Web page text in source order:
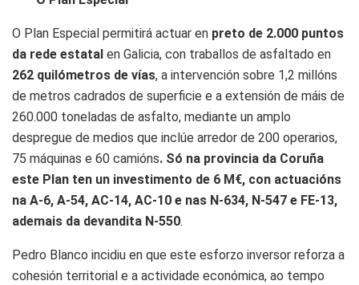
O Plan Especial permitirá actuar en preto de 2.000 puntos
da rede estatal en Galicia, con traballos de asfaltado en
262 quilómetros de vías, a intervención sobre 1,2 millóns
de metros cadrados de superficie e a extensión de máis de
260.000 toneladas de asfalto, mediante un amplo
despregue de medios que inclúe arredor de 200 operarios,
75 máquinas e 60 camións. Só na provincia da Coruña
este Plan ten un investimento de 6 M€, con actuacións
na A-6, A-54, AC-14, AC-10 e nas N-634, N-547 e FE-13,
ademais da devandita N-550.
Pedro Blanco incidiu en que este esforzo inversor reforza a
cohesión territorial e a actividade económica, ao tempo